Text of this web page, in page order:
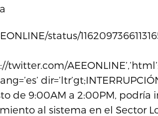
status/
twitter.com/
de 9:00AM a 2:00PM,
al sistema en el Sector